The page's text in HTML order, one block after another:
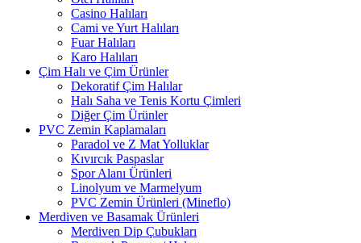
Casino Halıları
Cami ve Yurt Halıları
Fuar Halıları
Karo Halıları
Çim Halı ve Çim Ürünler
Dekoratif Çim Halılar
Halı Saha ve Tenis Kortu Çimleri
Diğer Çim Ürünler
PVC Zemin Kaplamaları
Paradol ve Z Mat Yolluklar
Kıvırcık Paspaslar
Spor Alanı Ürünleri
Linolyum ve Marmelyum
PVC Zemin Ürünleri (Mineflo)
Merdiven ve Basamak Ürünleri
Merdiven Dip Çubukları